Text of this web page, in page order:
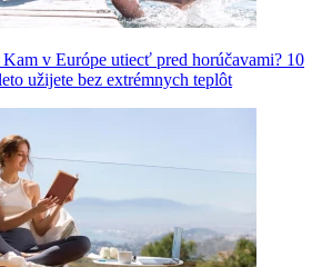
v Európe utiecť pred horúčavami? 10
užijete bez extrémnych teplôt